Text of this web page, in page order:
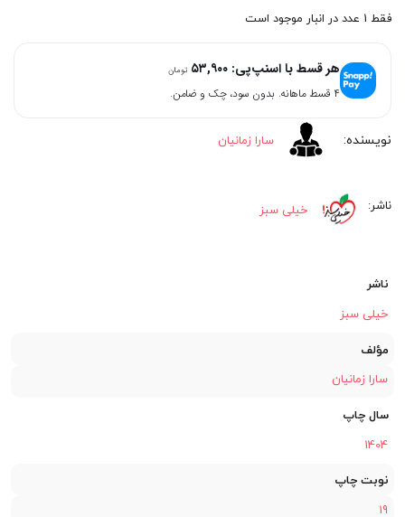
اصلی:
تومان
تومان.
فقط 1 عدد در انبار موجود است
هر قسط با اسنپ‌پی: ۵۳,۹۰۰ تومان
۴ قسط ماهانه. بدون سود، چک و ضامن.
سارا زمانیان
خیلی سبز
ناشر
خیلی سبز
مؤلف
سارا زمانیان
سال چاپ
1404
نوبت چاپ
19